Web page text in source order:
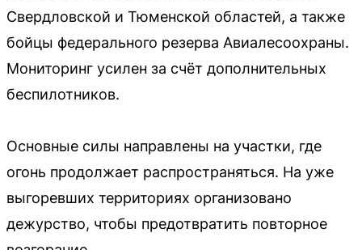
Свердловской и Тюменской областей, а также
бойцы федерального резерва Авиалесоохраны.
Мониторинг усилен за счёт дополнительных
беспилотников.
Основные силы направлены на участки, где
огонь продолжает распространяться. На уже
выгоревших территориях организовано
дежурство, чтобы предотвратить повторное